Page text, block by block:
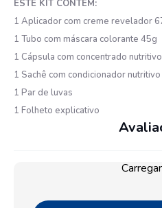
ESTE KIT CONTÉM:
1 Aplicador com creme revelador
1 Tubo com máscara colorante 45g
1 Cápsula com concentrado
1 Sachê com condicionador
1 Par de luvas
1 Folheto explicativo